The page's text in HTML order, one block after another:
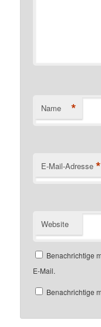
Name *
E-Mail-Adresse *
Website
Benachrichtige
E-Mail.
Benachrichtige